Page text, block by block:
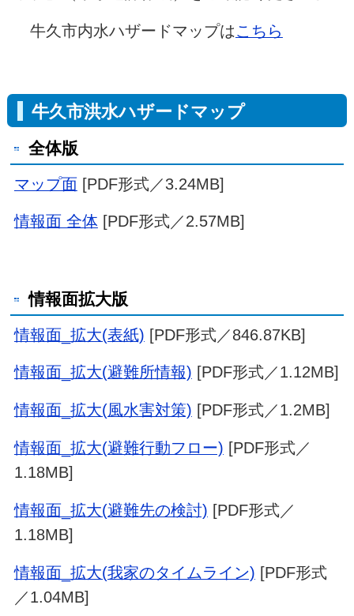
牛久市内水ハザードマップはこちら
牛久市洪水ハザードマップ
全体版
マップ面 [PDF形式／3.24MB]
情報面 全体 [PDF形式／2.57MB]
情報面拡大版
情報面_拡大(表紙) [PDF形式／846.87KB]
情報面_拡大(避難所情報) [PDF形式／1.12MB]
情報面_拡大(風水害対策) [PDF形式／1.2MB]
情報面_拡大(避難行動フロー) [PDF形式／
1.18MB]
情報面_拡大(避難先の検討) [PDF形式／
1.18MB]
情報面_拡大(我家のタイムライン) [PDF形式
／1.04MB]